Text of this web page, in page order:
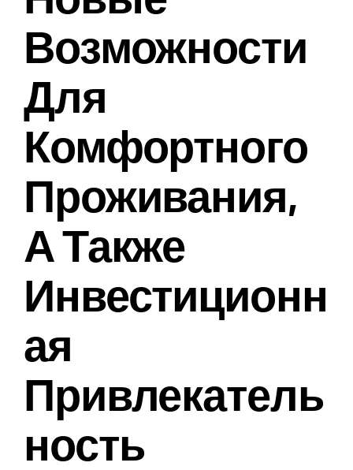
Возможности
Для
Комфортного
Проживания,
А Также
Инвестиционн
Ая
Привлекатель
Ность